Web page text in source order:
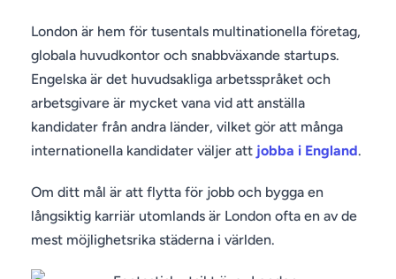
London är hem för tusentals multinationella företag,
globala huvudkontor och snabbväxande startups.
Engelska är det huvudsakliga arbetsspråket och
arbetsgivare är mycket vana vid att anställa
kandidater från andra länder, vilket gör att många
internationella kandidater väljer att jobba i England.
Om ditt mål är att flytta för jobb och bygga en
långsiktig karriär utomlands är London ofta en av de
mest möjlighetsrika städerna i världen.